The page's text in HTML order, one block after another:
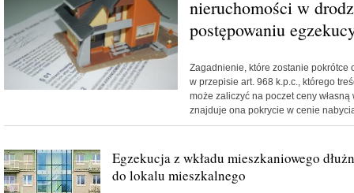
nieruchomości w
postępowaniu
Zagadnienie, które zostanie
w przepisie art. 968 k.p.c., którego
może zaliczyć na poczet ceny
znajduje ona pokrycie w cenie
Egzekucja z wkładu mieszkaniowego
do lokalu mieszkalnego